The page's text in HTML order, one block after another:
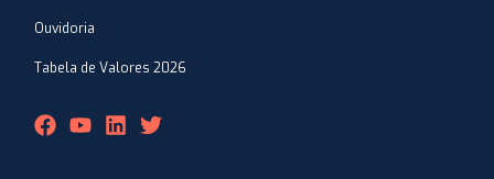
Ouvidoria
Tabela de Valores 2026